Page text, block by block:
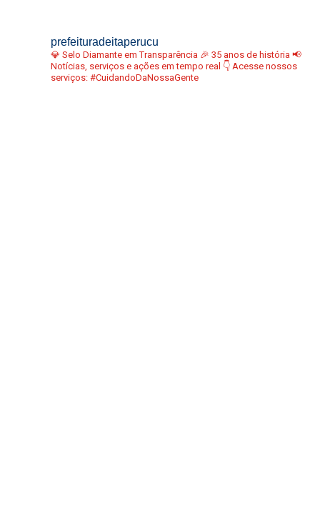
prefeituradeitaperucu
💎 Selo Diamante em Transparência 🎉 35 anos de história 📢
Notícias, serviços e ações em tempo real 👇 Acesse nossos
serviços: #CuidandoDaNossaGente